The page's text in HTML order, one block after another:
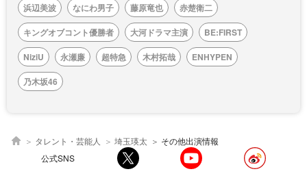
浜辺美波
なにわ男子 藤原竜也
赤楚衛二
キングオブコント優勝者
大河ドラマ主演
BE:FIRST
NiziU
永瀬廉 超特急 木村拓哉
ENHYPEN
乃木坂46
タレント・芸能人 埼玉瑛太
その他出演情報
公式SNS